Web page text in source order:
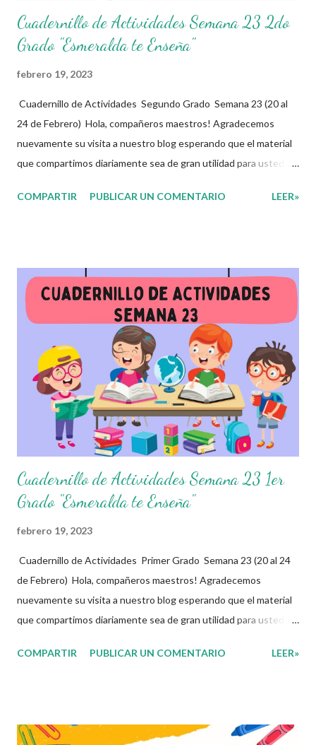
Cuadernillo de Actividades Semana 23 2do
Grado "Esmeralda te Enseña"
febrero 19, 2023
Cuadernillo de Actividades Segundo Grado Semana 23 (20 al
24 de Febrero) Hola, compañeros maestros! Agradecemos
nuevamente su visita a nuestro blog esperando que el material
que compartimos diariamente sea de gran utilidad para ustedes
cuadernillo de actividades de la semana 23 donde encontrarán
semana. Esperando que este material sea de gran utilidad para
fortalecer los procesos de enseñanza y aprendizaje para que los
alumnos alcacen los niveles de logro educativo. Agradecemos a
los creadores de estos increibles archivos ya que gracias a su
dedicacion y trabajo podemos gozar de estas planeaciones
didacticas, recuerden que nosotros solo los compartimos con
fines educativos, didácticos e informativos.😊 Obtén
documento completo...
COMPARTIR PUBLICAR UN COMENTARIO LEER»
Cuadernillo de Actividades Semana 23 1er
Grado "Esmeralda te Enseña"
febrero 19, 2023
Cuadernillo de Actividades Primer Grado Semana 23 (20 al 24
de Febrero) Hola, compañeros maestros! Agradecemos
nuevamente su visita a nuestro blog esperando que el material
que compartimos diariamente sea de gran utilidad para ustedes
cuadernillo de actividades de la semana 23 donde encontrarán
semana. Esperando que este material sea de gran utilidad para
COMPARTIR PUBLICAR UN COMENTARIO LEER»